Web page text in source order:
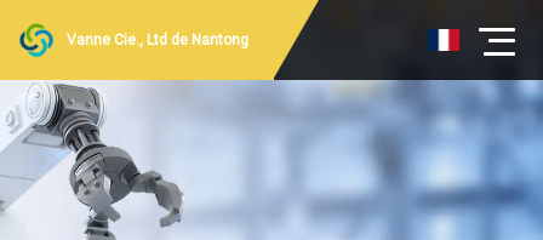
Vanne Cie., Ltd de Nantong